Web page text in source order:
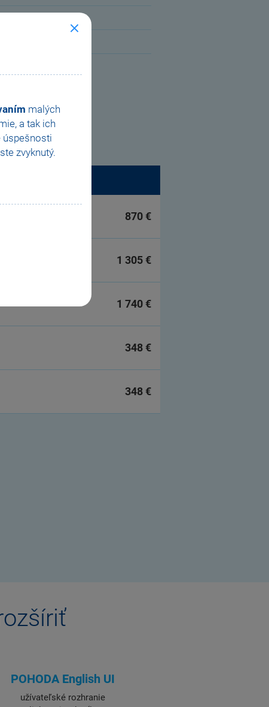
malých
a tak ich
úspešnosti
zvyknutý.
870 €
1 305 €
1 740 €
348 €
348 €
POHODA English UI
užívateľské rozhranie